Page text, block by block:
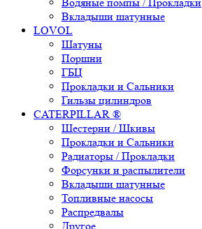
Вкладыши шатунные
LOVOL
Шатуны
Поршни
ГБЦ
Прокладки и Сальники
Гильзы цилиндров
CATERPILLAR ®
Шестерни / Шкивы
Прокладки и Сальники
Радиаторы / Прокладки
Форсунки и распылители
Вкладыши шатунные
Топливные насосы
Распредвалы
Другое